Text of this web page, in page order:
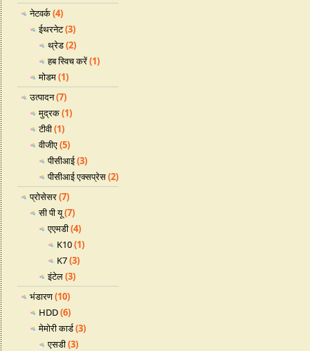
नेटवर्क(4)
ईथरनेट(3)
थ्रेड(2)
हब स्विच करें(1)
मोडम(1)
उत्पादन(7)
मुद्रक(1)
टीवी(1)
वीजीए(5)
पीसीआई(3)
पीसीआई एक्सप्रेस(2)
प्रोसेसर(7)
सी पी यू(7)
एएमडी(4)
K10(1)
K7(3)
इंटेल(3)
भंडारण(10)
HDD(6)
मेमोरी कार्ड(3)
एसडी(3)